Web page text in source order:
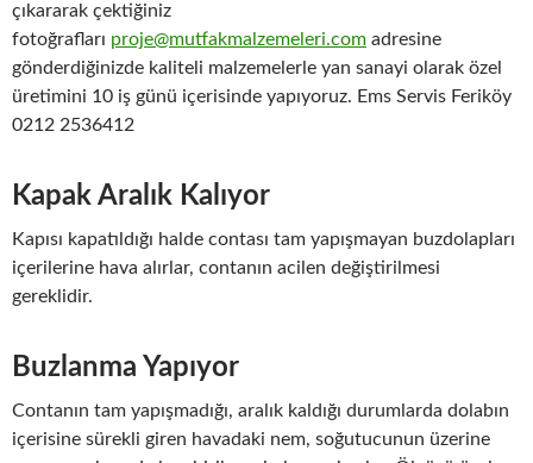
çıkararak çektiğiniz
fotoğrafları proje@mutfakmalzemeleri.com adresine
gönderdiğinizde kaliteli malzemelerle yan sanayi olarak özel
üretimini 10 iş günü içerisinde yapıyoruz. Ems Servis Feriköy
0212 2536412
Kapak Aralık Kalıyor
Kapısı kapatıldığı halde contası tam yapışmayan buzdolapları
içerilerine hava alırlar, contanın acilen değiştirilmesi
gereklidir.
Buzlanma Yapıyor
Contanın tam yapışmadığı, aralık kaldığı durumlarda dolabın
içerisine sürekli giren havadaki nem, soğutucunun üzerine